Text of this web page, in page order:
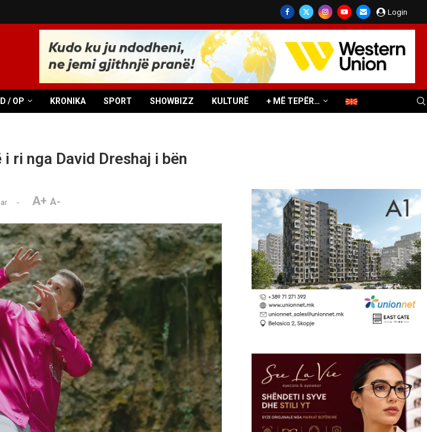
Login
/ OP KRONIKA SPORT SHOWBIZZ KULTURË + MË TEPËR…
ri nga David Dreshaj i bën
A+ A-